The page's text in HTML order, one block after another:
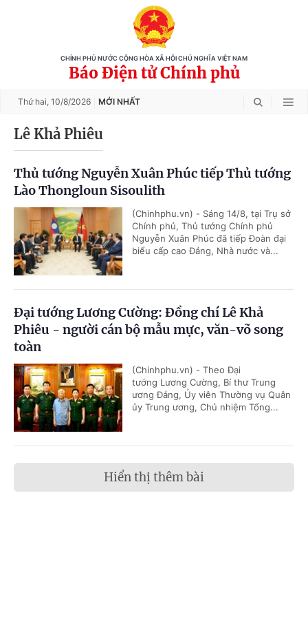
CHÍNH PHỦ NƯỚC CỘNG HÒA XÃ HỘI CHỦ NGHĨA VIỆT NAM
Báo Điện tử Chính phủ
Thứ hai, 10/8/2026 MỚI NHẤT
Lê Khả Phiêu
Thủ tướng Nguyễn Xuân Phúc tiếp Thủ tướng
Lào Thongloun Sisoulith
(Chinhphu.vn) - Sáng 14/8, tại Trụ sở
Chính phủ, Thủ tướng Chính phủ
Nguyễn Xuân Phúc đã tiếp Đoàn đại
biểu cấp cao Đảng, Nhà nước và...
Đại tướng Lương Cường: Đồng chí Lê Khả
Phiêu - người cán bộ mẫu mực, văn-võ song
toàn
(Chinhphu.vn) - Theo Đại
tướng Lương Cường, Bí thư Trung
ương Đảng, Ủy viên Thường vụ Quân
ủy Trung ương, Chủ nhiệm Tổng...
Hiển thị thêm bài